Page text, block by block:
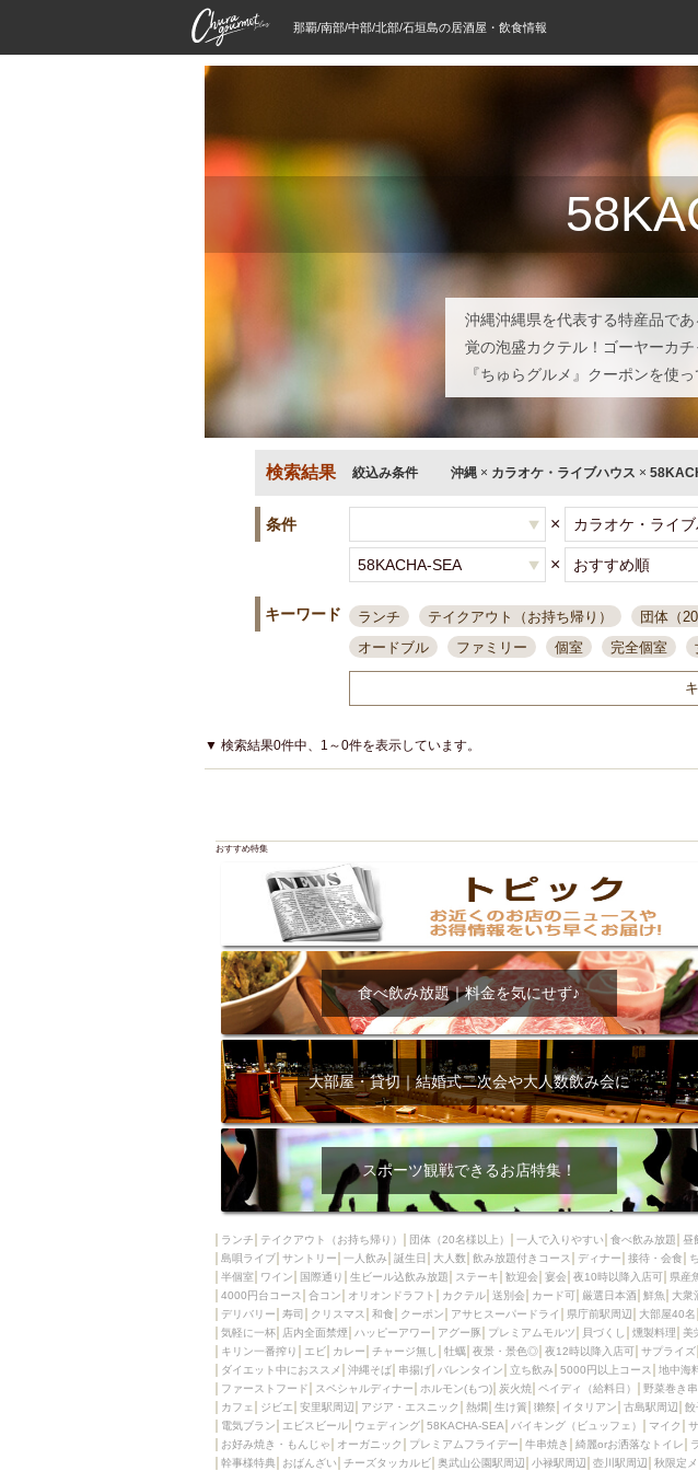
那覇/南部/中部/北部/石垣島の居酒屋・飲食情報
沖縄沖縄県を代表する特産品で
覚の泡盛カクテル！ゴーヤーカ
『ちゅらグルメ』クーポンを使
検索結果 絞込み条件 沖縄 × カラオケ・ライブハウス ×
条件 ×
×
キーワード ランチ テイクアウト（お持ち帰り） 団体（
オードブル
ファミリー 個室 完全個室
一
接待・会食
ちょい飲み コスパ最高 肉料理
結婚式二次会
夜10時以降入店可
県産魚 焼鳥 忘年会コ
4000
アサヒスーパードライ
県庁前駅周辺
大部屋50名以上～
オリオン 海ぶどう
ハッピーアワー
アグー豚 プレミアムモルツ
飲み放題付きコース3000円
肉の日 おもろまち
キリン一番搾り
エビ カレー チャージ無し
アレルギー対応可能
牧志駅周辺 ペット同伴
ダイエット中におススメ
沖縄そば 串揚げ
ソファー
激辛料理 石垣牛 アヒージョ
ファーストフード
スペシャルディナー ホル
スクリーン
スペインバル・イタリアンバール
カニ
カフェ ジビエ 安里駅周辺 アジア
分煙 少人数貸切(15名以下から)
ホッピー
焼肉 電気ブラン エビスビール
マイク
サッポロ 昼宴会 イベリコ豚 山
市立病院前駅周辺
中華 お好み焼き・もんじゃ
綺麗orお洒落なトイレ
ランチバイキング フル
クラフトビール
鉄板焼き 幹事様特典 おば
壺川駅周辺
秋限定メニュー 春限定メニュー
ラクレット
赤嶺駅周辺 シードル 那覇空
▼ 検索結果0件中、1～0件を表示しています。
おすすめ特集
食べ飲み放題｜料金を気にせず♪
大部屋・貸切｜結婚式二次会や大人数飲み会に
スポーツ観戦できるお店特集！
ランチ テイクアウト（お持ち帰り） 団体（20名様以上） 一人で入りやすい 食べ飲み放題 昼
島唄ライブ サントリー 一人飲み 誕生日 大人数 飲み放題付きコース ディナー 接待・会食
半個室
ワイン 国際通り 生ビール込飲み放題 ステーキ 歓迎会 宴会 夜10時以降入店可 県産
4000円台コース
合コン オリオンドラフト カクテル 送別会 カード可 厳選日本酒 鮮魚 大衆
デリバリー
寿司 クリスマス 和食 クーポン アサヒスーパードライ 県庁前駅周辺 大部屋40名
気軽に一杯
店内全面禁煙 ハッピーアワー アグー豚 プレミアムモルツ 貝づくし 燻製料理 美
キリン一番搾り
エビ カレー チャージ無し 牡蠣 夜景・景色◎ 夜12時以降入店可 サプライズ
ダイエット中におススメ
沖縄そば 串揚げ バレンタイン 立ち飲み 5000円以上コース 地中海
ファーストフード
スペシャルディナー ホルモン(もつ) 炭火焼 ペイディ（給料日） 野菜巻き串
カフェ
ジビエ 安里駅周辺 アジア・エスニック 熱燗 生け簀 獺祭 イタリアン 古島駅周辺 餃
電気ブラン
エビスビール ウェディング 58KACHA-SEA バイキング（ビュッフェ） マイク
お好み焼き・もんじゃ
オーガニック プレミアムフライデー 牛串焼き 綺麗orお洒落なトイレ
幹事様特典
おばんざい チーズタッカルビ 奥武山公園駅周辺 小禄駅周辺 壺川駅周辺 秋限定